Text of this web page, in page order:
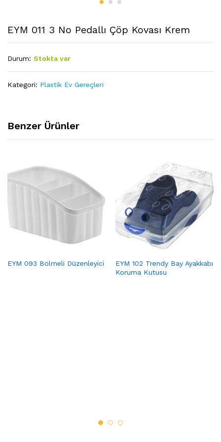
EYM 011 3 No Pedallı Çöp Kovası Krem
Durum: Stokta var
Kategori: Plastik Ev Gereçleri
Benzer Ürünler
EYM 093 Bölmeli Düzenleyici
EYM 102 Trendy Bay Ayakkabı
Koruma Kutusu